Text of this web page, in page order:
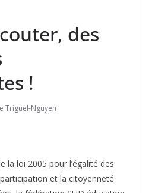
des
!
Triguel-Nguyen
la loi 2005 pour l’égalité des
et la citoyenneté